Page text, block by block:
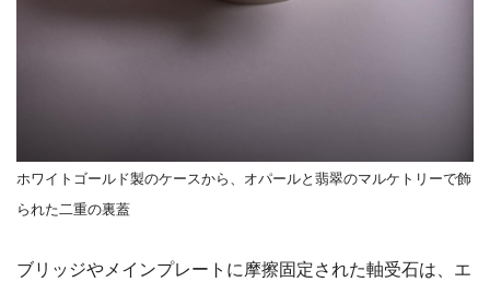
ホワイトゴールド製のケースから、オパールと翡翠のマルケトリーで飾
られた二重の裏蓋
ブリッジやメインプレートに摩擦固定された軸受石は、エ